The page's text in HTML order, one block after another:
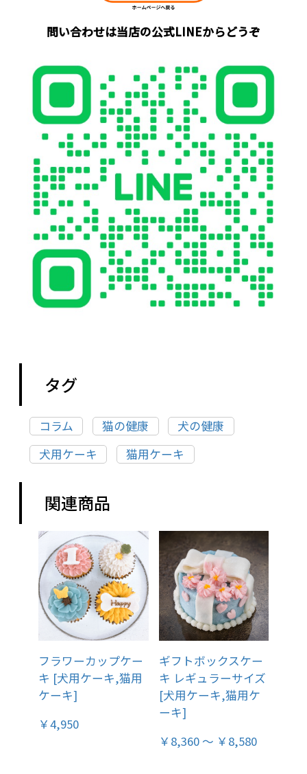
問い合わせは当店の公式LINEからどうぞ
タグ
コラム 猫の健康
犬の健康
犬用ケーキ
猫用ケーキ
関連商品
フラワーカップケー
キ [犬用ケーキ,猫用
ケーキ]
￥4,950
ギフトボックスケー
キ レギュラーサイズ
[犬用ケーキ,猫用ケ
ーキ]
￥8,360 ～ ￥8,580